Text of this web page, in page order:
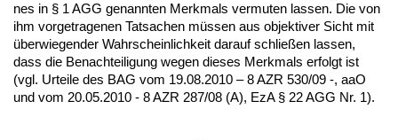
nes in § 1 AGG ge­nann­ten Merk­mals ver­mu­ten las­sen. Die von
ihm vor­ge­tra­ge­nen Tat­sa­chen müssen aus ob­jek­ti­ver Sicht mit
über­wie­gen­der Wahr­schein­lich­keit dar­auf schließen las­sen,
dass die Be­nach­tei­li­gung we­gen die­ses Merk­mals er­folgt ist
(vgl. Ur­tei­le des BAG vom 19.08.2010 – 8 AZR 530/09 -, aaO
und vom 20.05.2010 - 8 AZR 287/08 (A), EzA § 22 AGG Nr. 1).